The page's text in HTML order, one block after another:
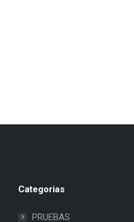
Categorias
PRUEBAS